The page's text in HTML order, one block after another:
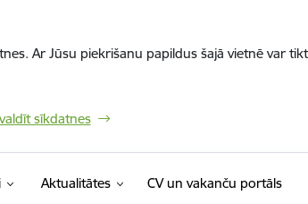
Ar Jūsu piekrišanu papildus šajā vietnē var
sīkdatnes
Aktualitātes CV un vakanču portāls